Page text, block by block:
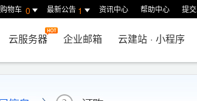
购物车 0 最新公告 1 资讯中心 帮助中心 提
云服务器 企业邮箱 云建站 · 小程序